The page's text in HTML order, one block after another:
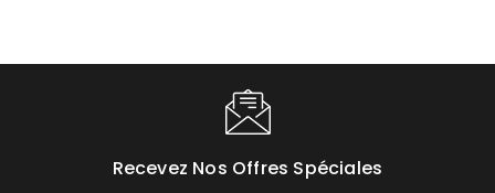
Recevez Nos Offres Spéciales